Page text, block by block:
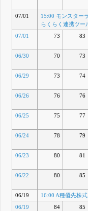
07/01
15:00 モンスター
らくらく連携ツー
07/01
73 83
06/30
70 73
06/29 73 74
06/26 76 76
06/25 75 77
06/24 78 79
06/23 80 81
06/22 80 85
06/19
16:00 A種優先株
06/19
84 85